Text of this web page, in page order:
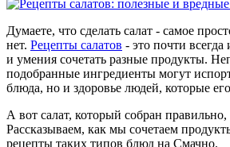
Думаете, что сделать салат - самое
нет. Рецепты салатов - это почти всегда
и умения сочетать разные продукты.
подобранные ингредиенты могут
блюда, но и здоровье людей, которые его
А вот салат, который собран правильно,
Рассказываем, как мы сочетаем
рецепты таких типов блюд на Смачно.